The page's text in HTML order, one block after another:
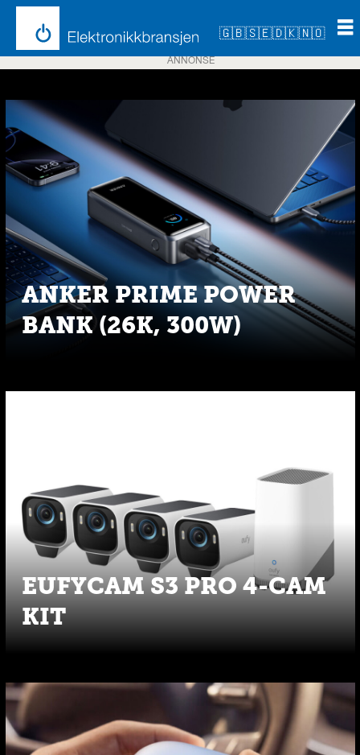
🇬🇧🇸🇪🇩🇰🇳🇴
Emne:
anker
ANNONSE
ANKER PRIME POWER
BANK (26K, 300W)
EUFYCAM S3 PRO 4-CAM
KIT